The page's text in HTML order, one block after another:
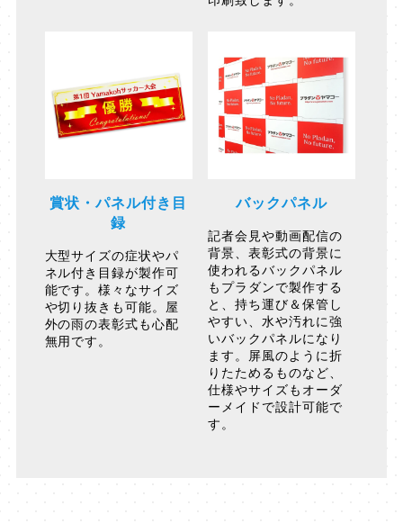
賞状・パネル付き目
録
大型サイズの症状やパ
ネル付き目録が製作可
能です。様々なサイズ
や切り抜きも可能。屋
外の雨の表彰式も心配
無用です。
バックパネル
記者会見や動画配信の
背景、表彰式の背景に
使われるバックパネル
もプラダンで製作する
と、持ち運び＆保管し
やすい、水や汚れに強
いバックパネルになり
ます。屏風のように折
りたためるものなど、
仕様やサイズもオーダ
ーメイドで設計可能で
す。